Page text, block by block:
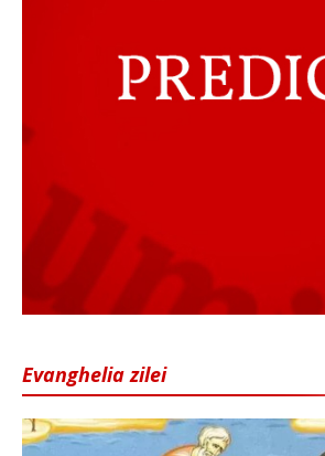
Evanghelia zilei